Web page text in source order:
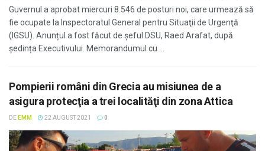
Guvernul a aprobat miercuri 8.546 de posturi noi, care urmează să
fie ocupate la Inspectoratul General pentru Situaţii de Urgenţă
(IGSU). Anunțul a fost făcut de șeful DSU, Raed Arafat, după
ședința Executivului. Memorandumul cu ...
Pompierii români din Grecia au misiunea de a
asigura protecţia a trei localităţi din zona Attica
DE EMM 22 AUGUST 2021 0